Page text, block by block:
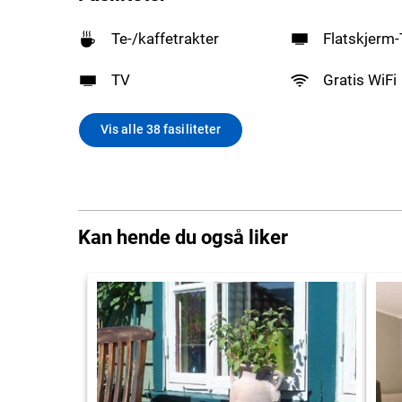
Te-/kaffetrakter
TV Gratis WiFi
Vis alle 38 fasiliteter
Kan hende du også liker